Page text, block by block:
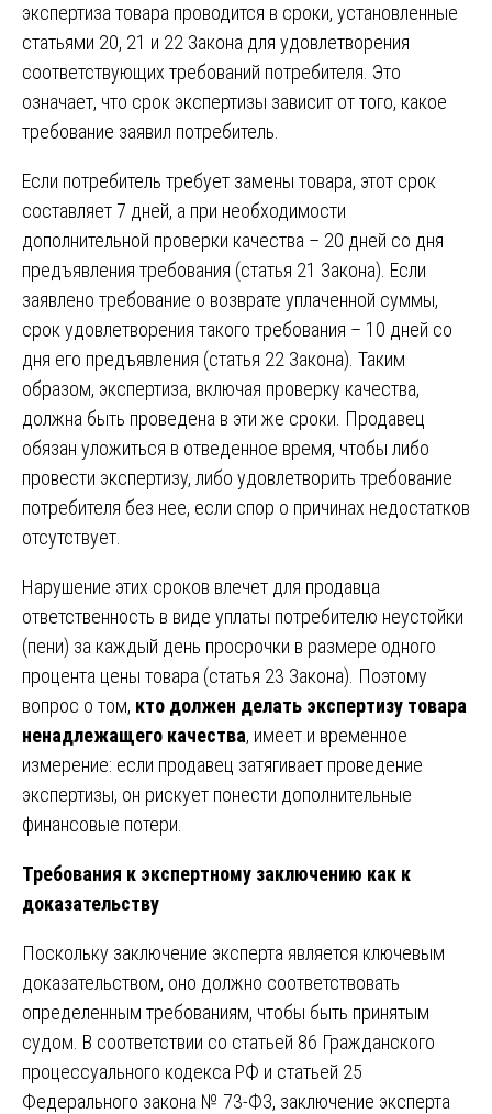
экспертиза товара проводится в сроки, установленные
статьями 20, 21 и 22 Закона для удовлетворения
соответствующих требований потребителя. Это
означает, что срок экспертизы зависит от того, какое
требование заявил потребитель.
Если потребитель требует замены товара, этот срок
составляет 7 дней, а при необходимости
дополнительной проверки качества – 20 дней со дня
предъявления требования (статья 21 Закона). Если
заявлено требование о возврате уплаченной суммы,
срок удовлетворения такого требования – 10 дней со
дня его предъявления (статья 22 Закона). Таким
образом, экспертиза, включая проверку качества,
должна быть проведена в эти же сроки. Продавец
обязан уложиться в отведенное время, чтобы либо
провести экспертизу, либо удовлетворить требование
потребителя без нее, если спор о причинах недостатков
отсутствует.
Нарушение этих сроков влечет для продавца
ответственность в виде уплаты потребителю неустойки
(пени) за каждый день просрочки в размере одного
процента цены товара (статья 23 Закона). Поэтому
вопрос о том, кто должен делать экспертизу товара
ненадлежащего качества, имеет и временное
измерение: если продавец затягивает проведение
экспертизы, он рискует понести дополнительные
финансовые потери.
Требования к экспертному заключению как к
доказательству
Поскольку заключение эксперта является ключевым
доказательством, оно должно соответствовать
определенным требованиям, чтобы быть принятым
судом. В соответствии со статьей 86 Гражданского
процессуального кодекса РФ и статьей 25
Федерального закона № 73-ФЗ, заключение эксперта